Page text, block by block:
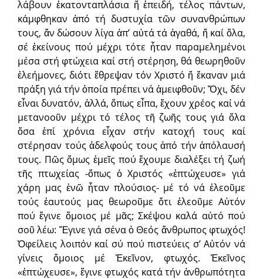
λάβουν ἑκατονταπλάσια ἤ ἐπειδή, τέλος πάντων,
κάμφθηκαν ἀπό τή δυστυχία τῶν συνανθρώπων
τους, ἄν δώσουν λίγα ἀπ’ αὐτά τά ἀγαθά, ἤ καί ὅλα,
σέ ἐκείνους πού μέχρι τότε ἦταν παραμελημένοι
μέσα στή φτώχεια καί στή στέρηση, θά θεωρηθοῦν
ἐλεήμονες, διότι ἔθρεψαν τόν Χριστό ἤ ἔκαναν μιά
πράξη γιά τήν ὁποία πρέπει νά ἀμειφθοῦν; Ὄχι, δέν
εἶναι δυνατόν, ἀλλά, ὅπως εἶπα, ἔχουν χρέος καί νά
μετανοοῦν μέχρι τό τέλος τῆ ζωῆς τους γιά ὅλα
ὅσα ἐπί χρόνια εἶχαν στήν κατοχή τους καί
στέρησαν τούς ἀδελφούς τους ἀπό τήν ἀπόλαυσή
τους. Πῶς ὅμως ἐμεῖς πού ἔχουμε διαλέξει τή ζωή
τῆς πτωχείας -ὅπως ὁ Χριστός «ἐπτώχευσε» γιά
χάρη μας ἐνῶ ἦταν πλούσιος- μέ τό νά ἐλεοῦμε
τούς ἑαυτούς μας θεωροῦμε ὅτι ἐλεοῦμε Αὐτόν
πού ἔγινε ὅμοιος μέ μᾶς; Σκέψου καλά αὐτό πού
σοῦ λέω: Ἔγινε γιά σένα ὁ Θεός ἄνθρωπος φτωχός!
Ὀφείλεις λοιπόν καί σύ πού πιστεύεις σ’ Αὐτόν νά
γίνεις ὅμοιος μέ Ἑκεῖνον, φτωχός. Ἐκεῖνος
«ἐπτώχευσε», ἔγινε φτωχός κατά τήν ἀνθρωπότητα